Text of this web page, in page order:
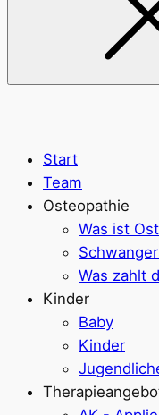
Start
Team
Osteopathie
Was ist
Was zahlt
Kinder
Baby
Kinder